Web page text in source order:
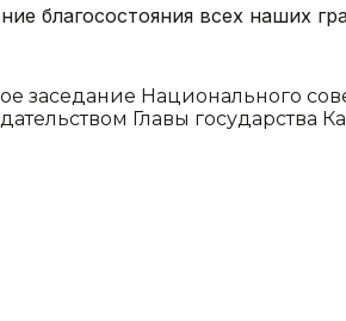
благосостояния всех наших
заседание Национального
Главы государства